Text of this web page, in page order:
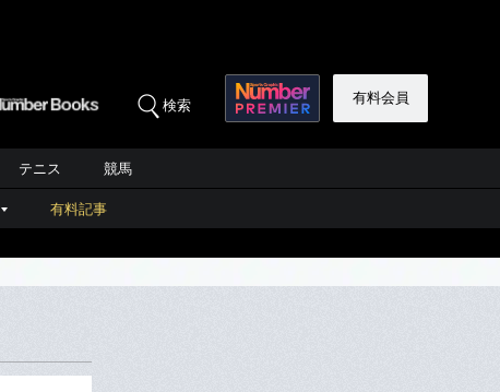
検索 有料会員
テニス 競馬
有料記事